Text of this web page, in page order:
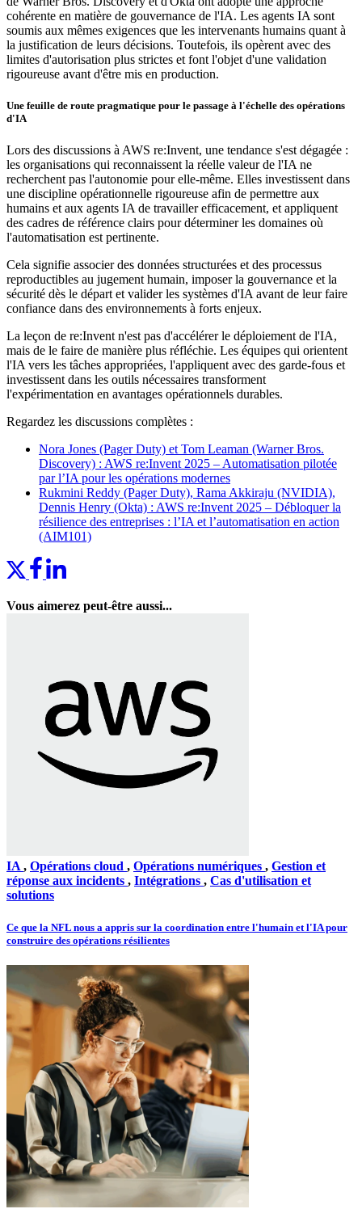
cohérente en matière de gouvernance de l'IA. Les agents IA sont
soumis aux mêmes exigences que les intervenants humains quant à
la justification de leurs décisions. Toutefois, ils opèrent avec des
limites d'autorisation plus strictes et font l'objet d'une validation
rigoureuse avant d'être mis en production.
Une feuille de route pragmatique pour le passage à l'échelle des opérations
d'IA
Lors des discussions à AWS re:Invent, une tendance s'est dégagée :
les organisations qui reconnaissent la réelle valeur de l'IA ne
recherchent pas l'autonomie pour elle-même. Elles investissent dans
une discipline opérationnelle rigoureuse afin de permettre aux
humains et aux agents IA de travailler efficacement, et appliquent
des cadres de référence clairs pour déterminer les domaines où
l'automatisation est pertinente.
Cela signifie associer des données structurées et des processus
reproductibles au jugement humain, imposer la gouvernance et la
sécurité dès le départ et valider les systèmes d'IA avant de leur faire
confiance dans des environnements à forts enjeux.
La leçon de re:Invent n'est pas d'accélérer le déploiement de l'IA,
mais de le faire de manière plus réfléchie. Les équipes qui orientent
l'IA vers les tâches appropriées, l'appliquent avec des garde-fous et
investissent dans les outils nécessaires transforment
l'expérimentation en avantages opérationnels durables.
Regardez les discussions complètes :
Nora Jones (Pager Duty) et Tom Leaman (Warner Bros.
Discovery) : AWS re:Invent 2025 – Automatisation pilotée
par l’IA pour les opérations modernes
Rukmini Reddy (Pager Duty), Rama Akkiraju (NVIDIA),
Dennis Henry (Okta) : AWS re:Invent 2025 – Débloquer la
résilience des entreprises : l’IA et l’automatisation en action
(AIM101)
Vous aimerez peut-être aussi...
IA , Opérations cloud , Opérations numériques , Gestion et
réponse aux incidents , Intégrations , Cas d'utilisation et
solutions
Ce que la NFL nous a appris sur la coordination entre l'humain et l'IA pour
construire des opérations résilientes